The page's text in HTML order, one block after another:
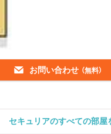
お問い合わせ （無料）
セキュリアのすべての部屋